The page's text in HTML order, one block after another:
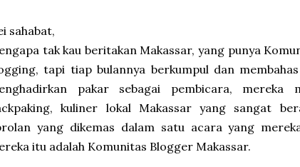
sahabat,
tak kau beritakan Makassar, yang punya
tapi tiap bulannya berkumpul dan
pakar sebagai pembicara, mereka
kuliner lokal Makassar yang sangat
yang dikemas dalam satu acara yang
itu adalah Komunitas Blogger Makassar.